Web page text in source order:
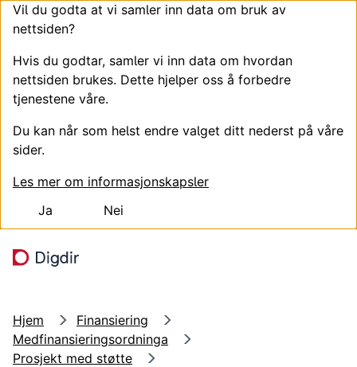
Vil du godta at vi samler inn data om bruk av
nettsiden?
Hvis du godtar, samler vi inn data om hvordan
nettsiden brukes. Dette hjelper oss å forbedre
tjenestene våre.
Du kan når som helst endre valget ditt nederst på våre
sider.
Les mer om informasjonskapsler
Ja
Nei
Hjem
Finansiering
Medfinansieringsordninga
Prosjekt med støtte